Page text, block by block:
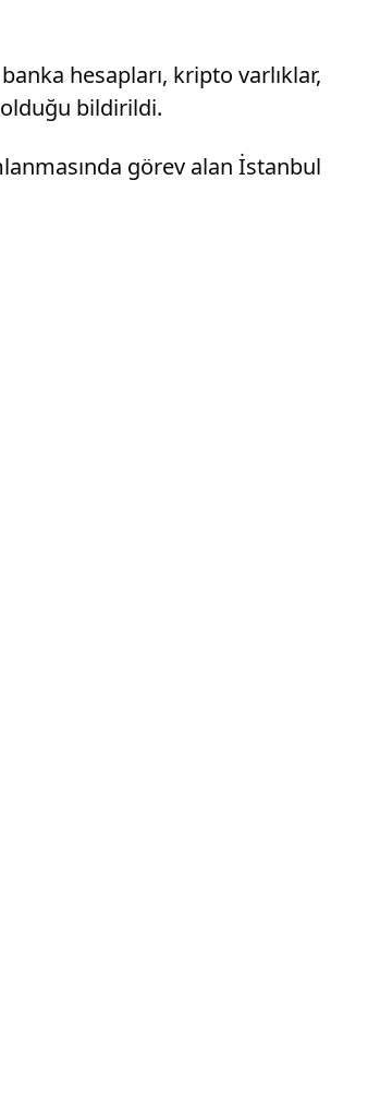
hesapları, kripto varlıklar,
olduğu bildirildi.
görev alan İstanbul